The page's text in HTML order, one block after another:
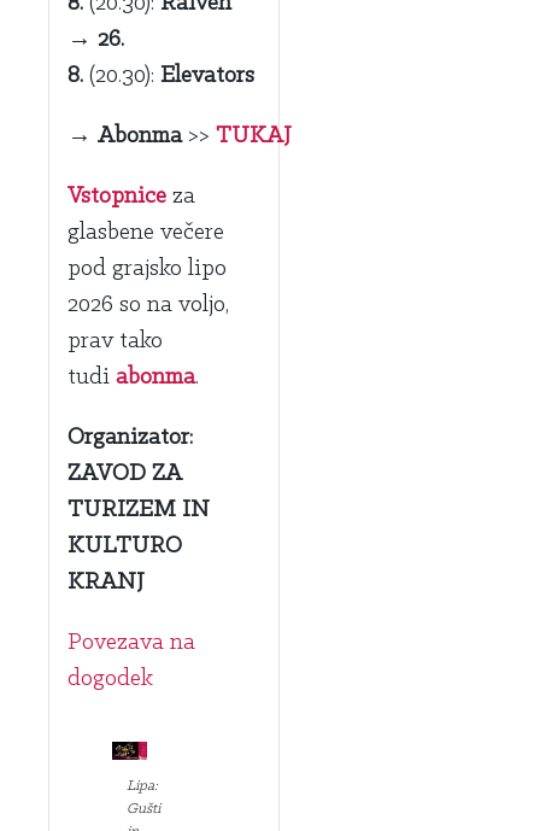
→ 26.
8. (20.30): Elevators
→ Abonma >> TUKAJ
Vstopnice za
glasbene večere
pod grajsko lipo
2026 so na voljo,
prav tako
tudi abonma.
Organizator:
ZAVOD ZA
TURIZEM IN
KULTURO
KRANJ
Povezava na
dogodek
Lipa:
Gušti